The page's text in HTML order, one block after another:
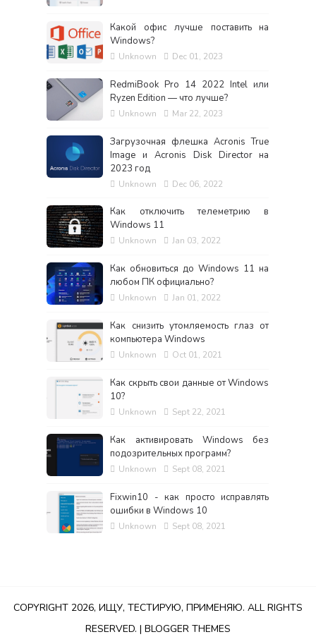
Какой офис лучше поставить на
Windows?
Unknown Dec 01, 2023
RedmiBook Pro 14 2022 Intel или
Ryzen Edition — что лучше?
Unknown Mar 22, 2023
Загрузочная флешка Acronis True
Image и Acronis Disk Director на
2023 год
Unknown Dec 06, 2022
Как отключить телеметрию в
Windows 11
Unknown Jan 03, 2022
Как обновиться до Windows 11 на
любом ПК официально?
Unknown Jan 01, 2022
Как снизить утомляемость глаз от
компьютера Windows
Unknown Oct 01, 2021
Как скрыть свои данные от Windows
10?
Unknown Sept 22, 2021
Как активировать Windows без
подозрительных программ?
Unknown Sept 08, 2021
Fixwin10 - как просто исправлять
ошибки в Windows 10
Unknown Sept 08, 2021
COPYRIGHT 2026, ИЩУ, ТЕСТИРУЮ, ПРИМЕНЯЮ. ALL RIGHTS
RESERVED. | BLOGGER THEMES